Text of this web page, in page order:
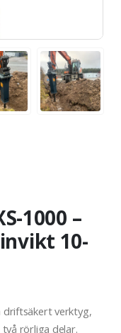
1000 –
10-
driftsäkert verktyg,
rörliga delar.